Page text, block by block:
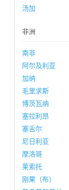
汤加
非洲
南非
阿尔及利亚
加纳
毛里求斯
博茨瓦纳
塞拉利昂
塞舌尔
尼日利亚
摩洛哥
莱索托
刚果（布）